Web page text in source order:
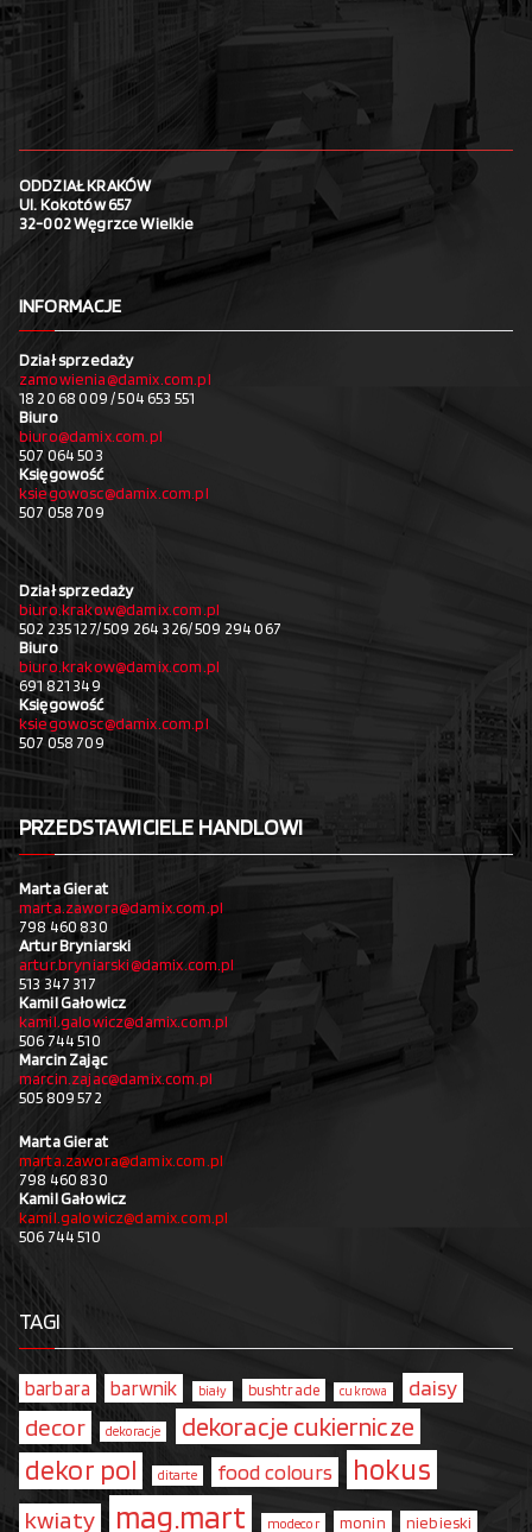
ODDZIAŁ KRAKÓW
Ul. Kokotów 657
32-002 Węgrzce Wielkie
INFORMACJE
Dział sprzedaży
zamowienia@damix.com.pl
18 20 68 009 / 504 653 551
Biuro
biuro@damix.com.pl
507 064 503
Księgowość
ksiegowosc@damix.com.pl
507 058 709
Dział sprzedaży
biuro.krakow@damix.com.pl
502 235 127/ 509 264 326/ 509 294 067
Biuro
biuro.krakow@damix.com.pl
691 821 349
Księgowość
ksiegowosc@damix.com.pl
507 058 709
PRZEDSTAWICIELE HANDLOWI
Marta Gierat
marta.zawora@damix.com.pl
798 460 830
Artur Bryniarski
artur.bryniarski@damix.com.pl
513 347 317
Kamil Gałowicz
kamil.galowicz@damix.com.pl
506 744 510
Marcin Zając
marcin.zajac@damix.com.pl
505 809 572
Marta Gierat
marta.zawora@damix.com.pl
798 460 830
Kamil Gałowicz
kamil.galowicz@damix.com.pl
506 744 510
TAGI
barbara barwnik biały bushtrade cukrowa daisy
decor dekoracje dekoracje cukiernicze
dekor pol ditarte food colours hokus
kwiaty mag.mart modecor monin niebieski